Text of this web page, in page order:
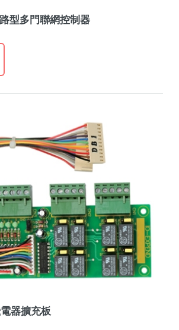
型多門聯網控制器
器擴充板